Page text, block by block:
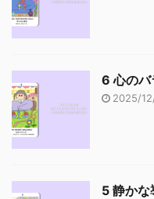
6 心の
2025/
5 静か